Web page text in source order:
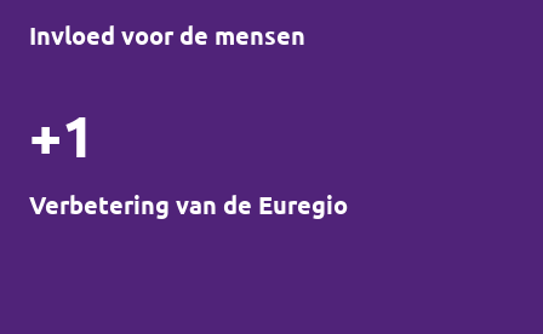
Invloed voor de mensen
+1
Verbetering van de Euregio